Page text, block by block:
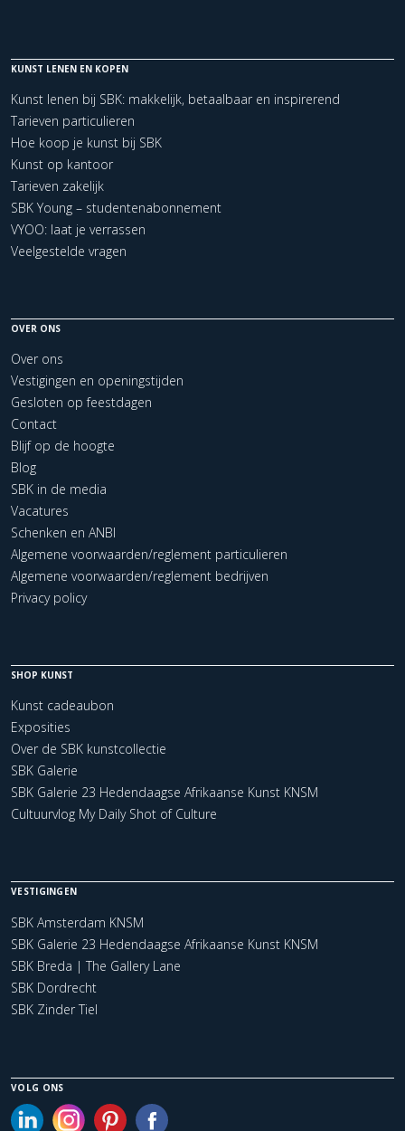
KUNST LENEN EN KOPEN
Kunst lenen bij SBK: makkelijk, betaalbaar en inspirerend
Tarieven particulieren
Hoe koop je kunst bij SBK
Kunst op kantoor
Tarieven zakelijk
SBK Young – studentenabonnement
VYOO: laat je verrassen
Veelgestelde vragen
OVER ONS
Over ons
Vestigingen en openingstijden
Gesloten op feestdagen
Contact
Blijf op de hoogte
Blog
SBK in de media
Vacatures
Schenken en ANBI
Algemene voorwaarden/reglement particulieren
Algemene voorwaarden/reglement bedrijven
Privacy policy
SHOP KUNST
Kunst cadeaubon
Exposities
Over de SBK kunstcollectie
SBK Galerie
SBK Galerie 23 Hedendaagse Afrikaanse Kunst KNSM
Cultuurvlog My Daily Shot of Culture
VESTIGINGEN
SBK Amsterdam KNSM
SBK Galerie 23 Hedendaagse Afrikaanse Kunst KNSM
SBK Breda | The Gallery Lane
SBK Dordrecht
SBK Zinder Tiel
VOLG ONS